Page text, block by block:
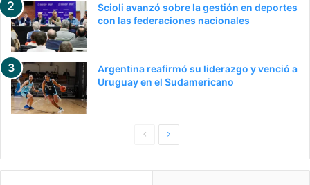
Scioli avanzó sobre la gestión en deportes
con las federaciones nacionales
Argentina reafirmó su liderazgo y venció a
Uruguay en el Sudamericano
g
g